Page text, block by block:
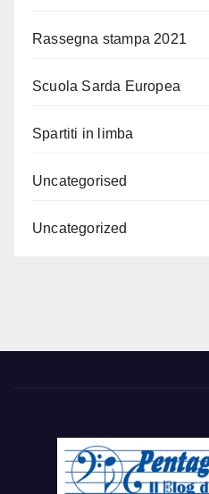
Rassegna stampa 2021
Scuola Sarda Europea
Spartiti in limba
Uncategorised
Uncategorized